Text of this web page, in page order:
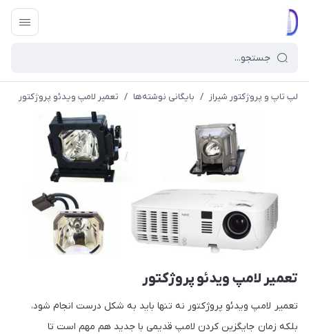
لپ تاپ و پروژکتور شیراز / بایگانی نوشته‌ها / تعمیر لامپ ویدئو پروژکتور
تعمیر لامپ ویدئو پروژکتور
تعمیر لامپ ویدئو پروژکتور نه تنها باید به شکل درست انجام شود،
بلکه زمان جایگزین کردن لامپ قدیمی با جدید هم مهم است تا